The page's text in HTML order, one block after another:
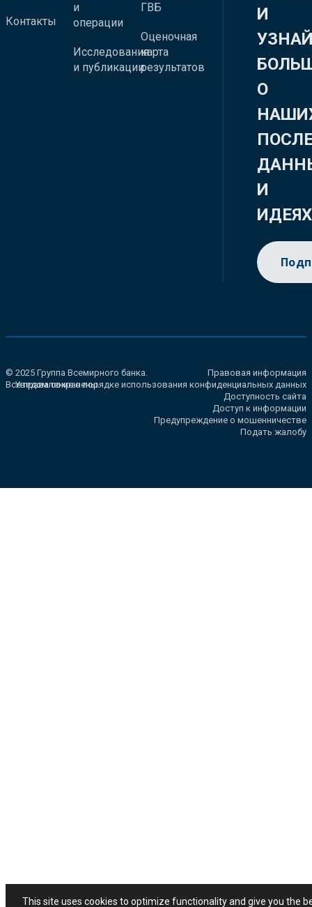
Контакты
и
операции
Исследования
и публикации
ГВБ
Оценочная
карта
результатов
И
О
И
ИДЕЯХ
© 2025 Группа Всемирного банка.
Все права сохранены.
Правовая информация
Уведомление о порядке использования конфиденциальных данных
Доступность сайта
Доступ к информации
Предупреждение о мошенничестве
Подать жалобу
This site uses cookies to optimize functionality and give you the